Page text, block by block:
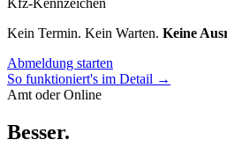
Kfz-Kennzeichen
Kein Termin. Kein Warten. Keine
Abmeldung starten
So funktioniert's im Detail →
Amt oder Online
Besser.